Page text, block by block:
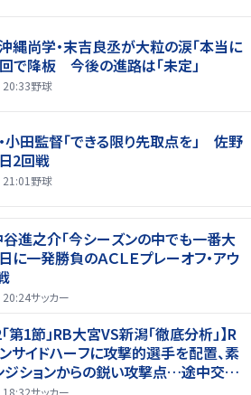
沖縄尚学・末吉良丞が大粒の涙「本当に
回で降板 今後の進路は「未定」
野球
小田監督「できる限り先取点を」 佐野
2回戦
野球
谷進之介「今シーズンの中でも一番大
に一発勝負のＡＣＬＥプレーオフ・アウ
サッカー
第1節」RB大宮VS新潟「徹底分析」】R
サイドハーフに攻撃的選手を配置、素
ジションからの鋭い攻撃点…途中交代
ージ”も(1)
サッカー